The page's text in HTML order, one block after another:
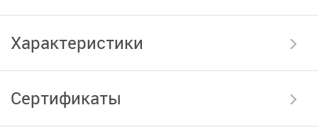
Характеристики
Сертификаты